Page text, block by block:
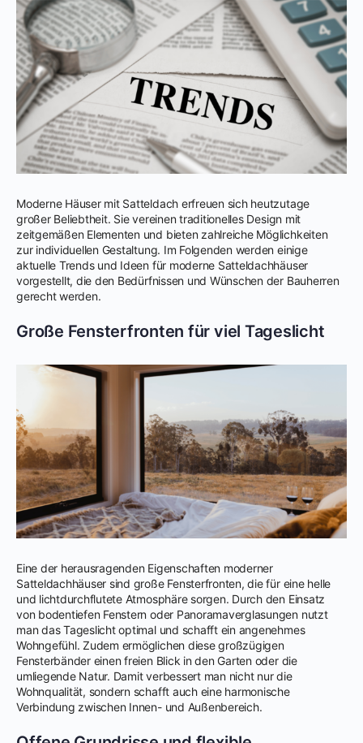
Moderne Häuser mit Satteldach erfreuen sich heutzutage
großer Beliebtheit. Sie vereinen traditionelles Design mit
zeitgemäßen Elementen und bieten zahlreiche Möglichkeiten
zur individuellen Gestaltung. Im Folgenden werden einige
aktuelle Trends und Ideen für moderne Satteldachhäuser
vorgestellt, die den Bedürfnissen und Wünschen der Bauherren
gerecht werden.
Große Fensterfronten für viel Tageslicht
Eine der herausragenden Eigenschaften moderner
Satteldachhäuser sind große Fensterfronten, die für eine helle
und lichtdurchflutete Atmosphäre sorgen. Durch den Einsatz
von bodentiefen Fenstern oder Panoramaverglasungen nutzt
man das Tageslicht optimal und schafft ein angenehmes
Wohngefühl. Zudem ermöglichen diese großzügigen
Fensterbänder einen freien Blick in den Garten oder die
umliegende Natur. Damit verbessert man nicht nur die
Wohnqualität, sondern schafft auch eine harmonische
Verbindung zwischen Innen- und Außenbereich.